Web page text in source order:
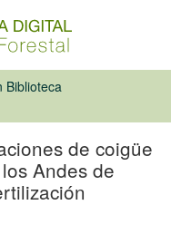
Biblioteca
de coigüe
Andes de